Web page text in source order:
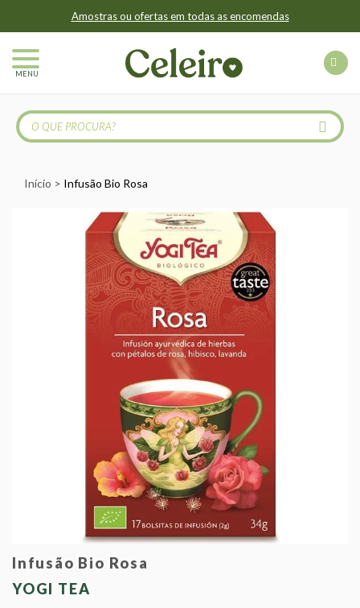
Amostras ou ofertas em todas as encomendas
MENU
Início Infusão Bio Rosa
Infusão Bio Rosa
YOGI TEA